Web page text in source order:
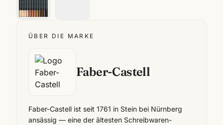
ÜBER DIE MARKE
Faber-Castell
Faber-Castell ist seit 1761 in Stein bei Nürnberg
ansässig — eine der ältesten Schreibwaren-